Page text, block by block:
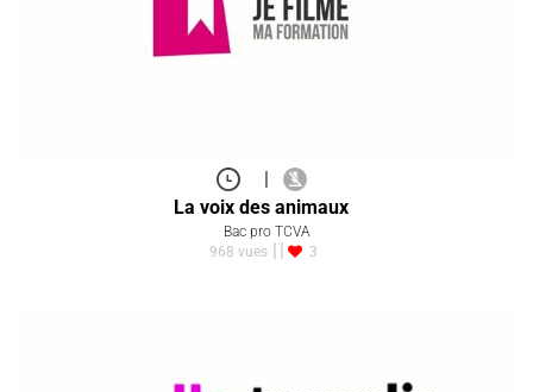
|
La voix des animaux
Bac pro TCVA
968 vues
3